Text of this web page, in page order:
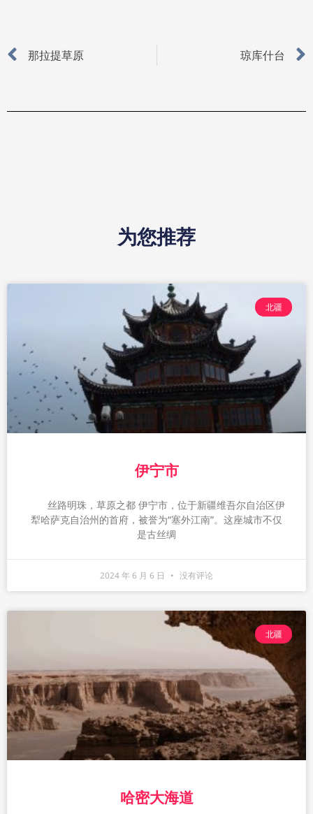
Prev
那拉提草原 琼库什台
为您推荐
北疆
伊宁市
丝路明珠，草原之都 伊宁市，位于新疆维吾尔自治区伊
犁哈萨克自治州的首府，被誉为“塞外江南”。这座城市不仅
是古丝绸
2024 年 6 月 6 日 没有评论
北疆
哈密大海道